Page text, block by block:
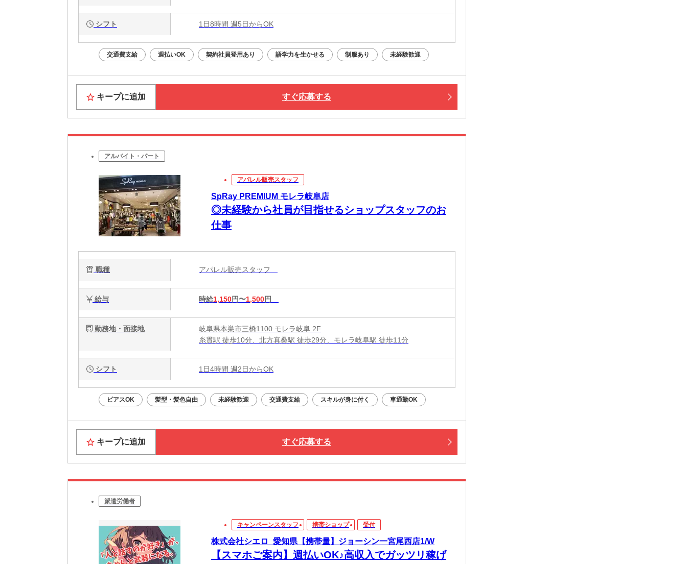
シフト 1日8時間 週5日からOK
交通費支給 週払いOK 契約社員登用あり 語学力を生かせる 制服あり 未経験歓迎
キープに追加 すぐ応募する
アルバイト・パート
アパレル販売スタッフ
SpRay PREMIUM モレラ岐阜店
◎未経験から社員が目指せるショップスタッフのお
仕事
職種 アパレル販売スタッフ
給与 時給1,150円〜1,500円
勤務地・面接地
岐阜県本巣市三橋1100 モレラ岐阜 2F
糸貫駅 徒歩10分、北方真桑駅 徒歩29分、モレラ岐阜駅 徒歩11分
シフト 1日4時間 週2日からOK
ピアスOK 髪型・髪色自由 未経験歓迎 交通費支給 スキルが身に付く 車通勤OK
キープに追加 すぐ応募する
派遣労働者
キャンペーンスタッフ 携帯ショップ 受付
株式会社シエロ_愛知県【携帯量】ジョーシン一宮尾西店1/W
【スマホご案内】週払いOK♪高収入でガッツリ稼げ